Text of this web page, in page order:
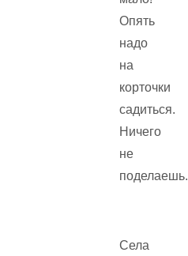
Опять
надо
на
корточки
садиться.
Ничего
не
поделаешь.
Села